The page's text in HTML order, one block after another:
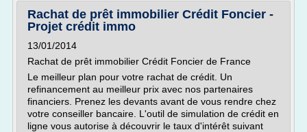
Rachat de prêt immobilier Crédit Foncier -
Projet crédit immo
13/01/2014
Rachat de prêt immobilier Crédit Foncier de France
Le meilleur plan pour votre rachat de crédit. Un
refinancement au meilleur prix avec nos partenaires
financiers. Prenez les devants avant de vous rendre chez
votre conseiller bancaire. L'outil de simulation de crédit en
ligne vous autorise à découvrir le taux d'intérêt suivant